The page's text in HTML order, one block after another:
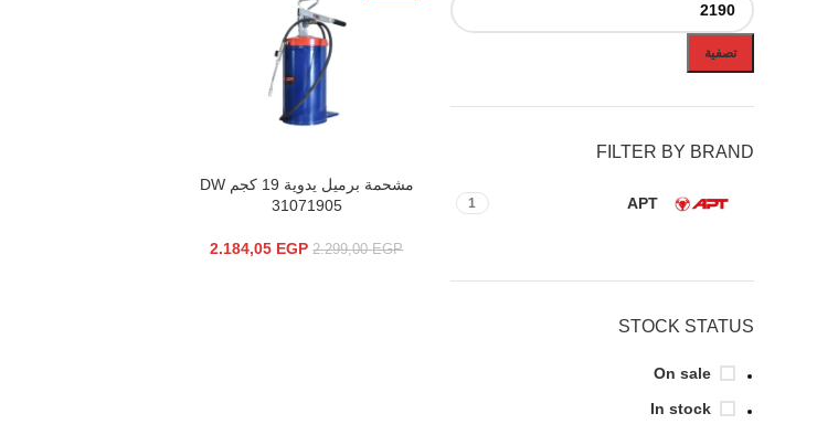
تصفية
FILTER BY BRAND
APT
1
STOCK STATUS
On sale
In stock
إضافة إلى السلة
مشحمة برميل يدوية 19 كجم DW
31071905
2.299,00EGP
2.184,05 EGP